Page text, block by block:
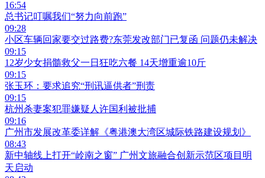
16:54
总书记叮嘱我们“努力向前跑”
09:28
小区车辆回家要交过路费?东莞发改部门已复函 问题仍未解决
09:15
12岁少女捐髓救父一日狂吃六餐 14天增重逾10斤
09:15
张玉环：要求追究“刑讯逼供者”刑责
09:15
杭州杀妻案犯罪嫌疑人许国利被批捕
09:16
广州市发展改革委详解《粤港澳大湾区城际铁路建设规划》
08:43
新中轴线上打开“岭南之窗” 广州文旅融合创新示范区项目明
天启动